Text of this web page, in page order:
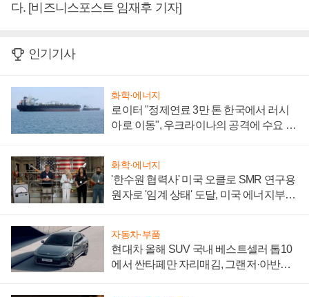
다. [비즈니스포스트 임재후 기자]
인기기사
화학·에너지
로이터 "정제연료 3만 톤 한국에서 러시
아로 이동", 우크라이나의 공격에 수요 늘
화학·에너지
'한수원 협력사' 미국 오클로 SMR 연구용
원자로 '임계 상태' 도달, 미국 에너지부
자동차·부품
현대차 올해 SUV 국내 베스트셀러 톱10
에서 싼타페만 자리매김, 그랜저·아반떼